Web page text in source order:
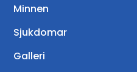
Minnen
Sjukdomar
Galleri